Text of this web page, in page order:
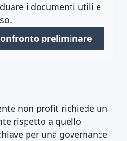
i documenti utili e
preliminare
non profit richiede un
rispetto a quello
per una governance